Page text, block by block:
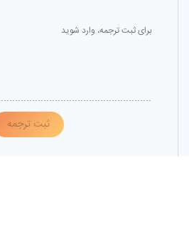
برای ثبت ترجمه، وارد شوید
ثبت ترجمه